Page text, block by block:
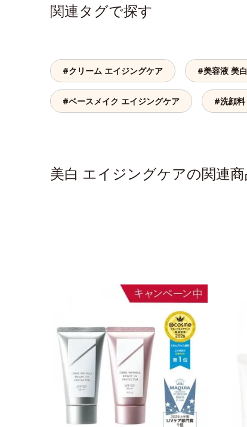
関連タグで探す
#クリーム エイジングケア #美容液 美白
#ベースメイク エイジングケア #洗顔料
美白 エイジングケアの関連